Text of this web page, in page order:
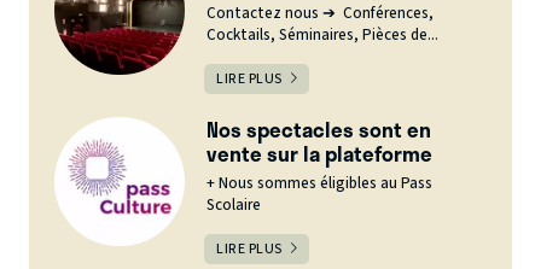
Contactez nous ➔ Conférences,
Cocktails, Séminaires, Pièces de...
LIRE PLUS
Nos spectacles sont en
vente sur la plateforme
+ Nous sommes éligibles au Pass
Scolaire
LIRE PLUS